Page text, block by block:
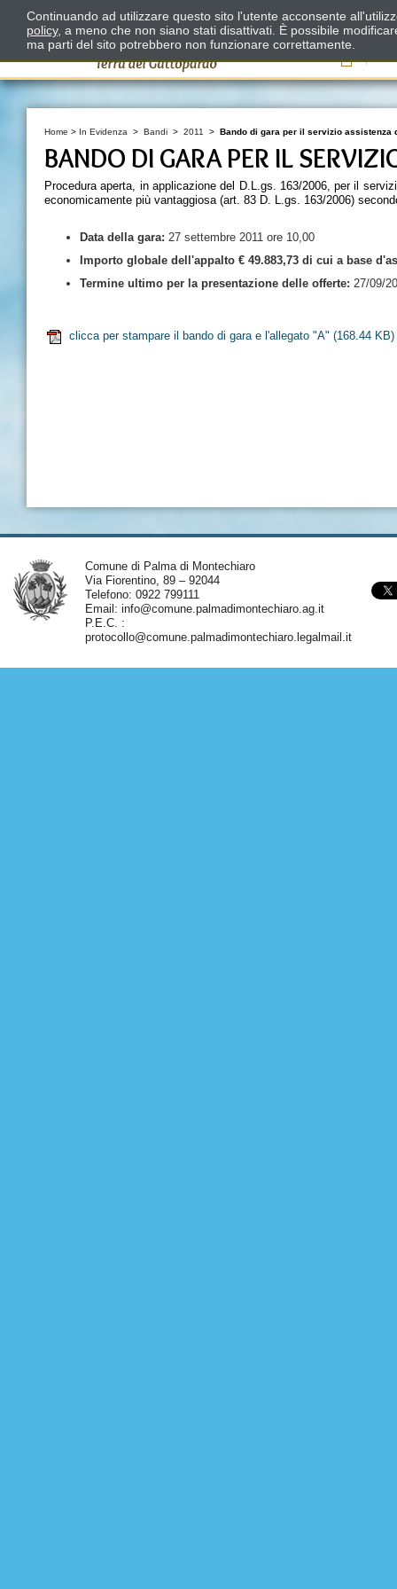
Il
Home > In Evidenza > Bandi > 2011 > Bando di gara per il servizio assistenza
BANDO DI GARA PER IL
Procedura aperta, in applicazione del D.L.gs. 163/2006, per il
economicamente più vantaggiosa (art. 83 D. L.gs. 163/2006)
Data della gara: 27 settembre 2011 ore 10,00
Importo globale dell'appalto € 49.883,73 di cui a base
Termine ultimo per la presentazione delle offerte: 27/09/
clicca per stampare il bando di gara e l'allegato "A" (168.44 KB)
Comune di Palma di Montechiaro
Via Fiorentino, 89 – 92044
Telefono: 0922 799111
Email: info@comune.palmadimontechiaro.ag.it
P.E.C. :
protocollo@comune.palmadimontechiaro.legalmail.it
Continuando ad utilizzare questo sito l'utente acconsente
policy, a meno che non siano stati disattivati. È possibile
ma parti del sito potrebbero non funzionare correttamente.